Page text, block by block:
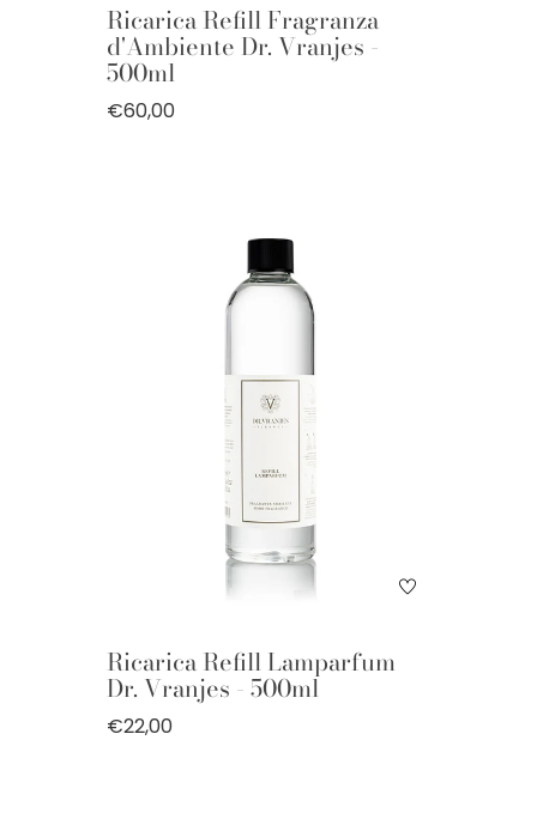
Ricarica Refill Fragranza
d'Ambiente Dr. Vranjes -
500ml
€60,00
Ricarica Refill Lamparfum
Dr. Vranjes - 500ml
€22,00